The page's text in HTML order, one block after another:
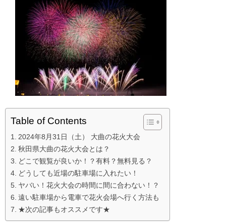
Table of Contents
2024年8月31日（土） 大曲の花火大会
秋田県大曲の花火大会とは？
どこで観覧が良いか！？有料？無料見る？
どうしても近場の駐車場に入れたい！
ヤバい！花火大会の時間に間に合わない！？
遠い駐車場から電車で花火会場へ行く方法も
★次の記事もオススメです★